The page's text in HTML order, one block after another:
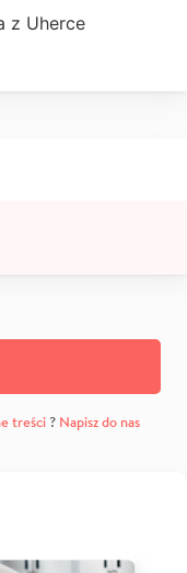
z Uherce
treści? Napisz do nas